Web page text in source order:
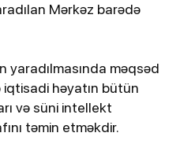
Mərkəz barədə
yaradılmasında məqsəd
iqtisadi həyatın bütün
və süni intellekt
təmin etməkdir.